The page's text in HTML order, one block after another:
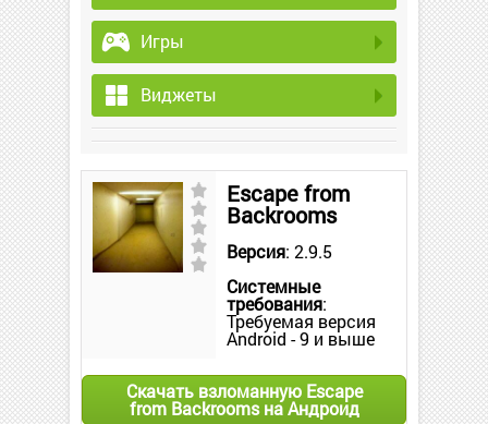
Игры
Виджеты
Escape from
Backrooms
Версия: 2.9.5
Системные
требования:
Требуемая версия
Android - 9 и выше
Скачать взломанную Escape
from Backrooms на Андроид